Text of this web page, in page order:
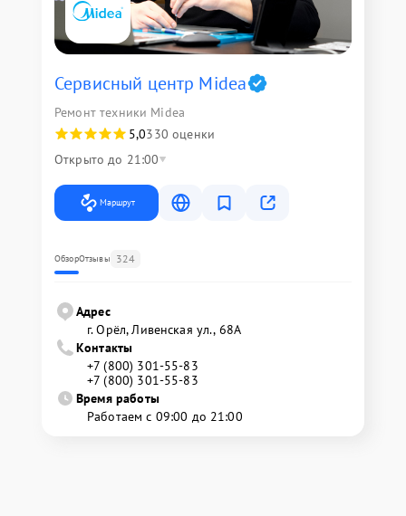
Сервисный центр Midea
Ремонт техники Midea
5,0330 оценки
Открыто до 21:00
Маршрут
ОбзорОтзывы 324
Адрес
г. Орёл, Ливенская ул., 68А
Контакты
+7 (800) 301-55-83
+7 (800) 301-55-83
Время работы
Работаем с 09:00 до 21:00